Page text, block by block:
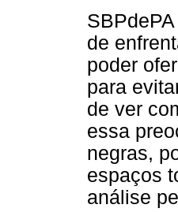
de
poder
para
de ver
essa
negras,
espaços
análise